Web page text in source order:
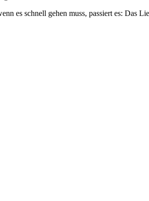
es schnell gehen muss, passiert es: Das